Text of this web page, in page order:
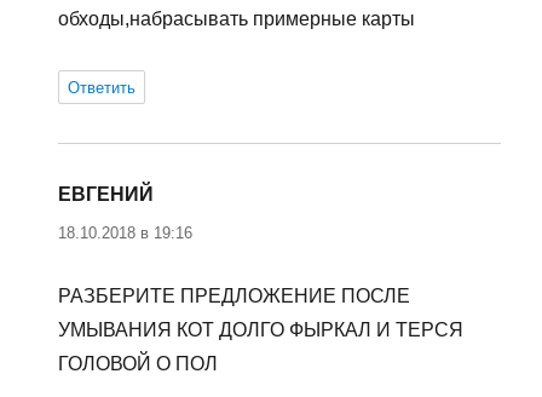
обходы,набрасывать примерные карты
Ответить
ЕВГЕНИЙ
18.10.2018 в 19:16
РАЗБЕРИТЕ ПРЕДЛОЖЕНИЕ ПОСЛЕ
УМЫВАНИЯ КОТ ДОЛГО ФЫРКАЛ И ТЕРСЯ
ГОЛОВОЙ О ПОЛ